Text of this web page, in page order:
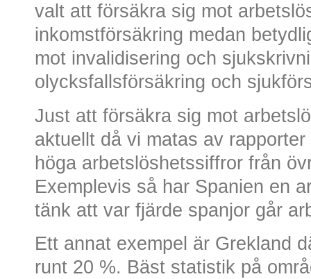
valt att försäkra sig mot
inkomstförsäkring medan
mot invalidisering och
olycksfallsförsäkring och
Just att försäkra sig mot
aktuellt då vi matas av
höga arbetslöshetssiffror från
Exemplevis så har Spanien en
tänk att var fjärde spanjor går
Ett annat exempel är Grekland
runt 20 %. Bäst statistik på